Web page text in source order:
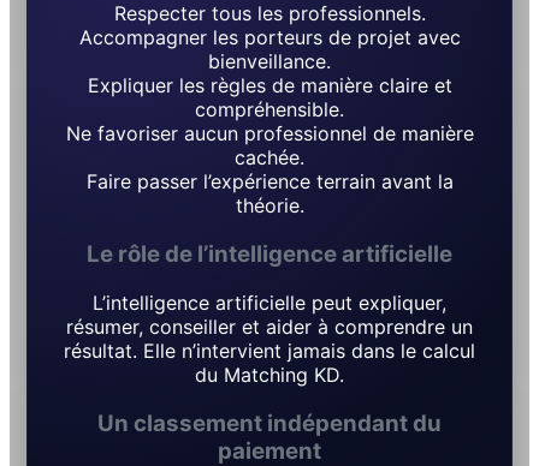
Respecter tous les professionnels.
Accompagner les porteurs de projet avec
bienveillance.
Expliquer les règles de manière claire et
compréhensible.
Ne favoriser aucun professionnel de manière
cachée.
Faire passer l’expérience terrain avant la
théorie.
Le rôle de l’intelligence artificielle
L’intelligence artificielle peut expliquer,
résumer, conseiller et aider à comprendre un
résultat. Elle n’intervient jamais dans le calcul
du Matching KD.
Un classement indépendant du
paiement